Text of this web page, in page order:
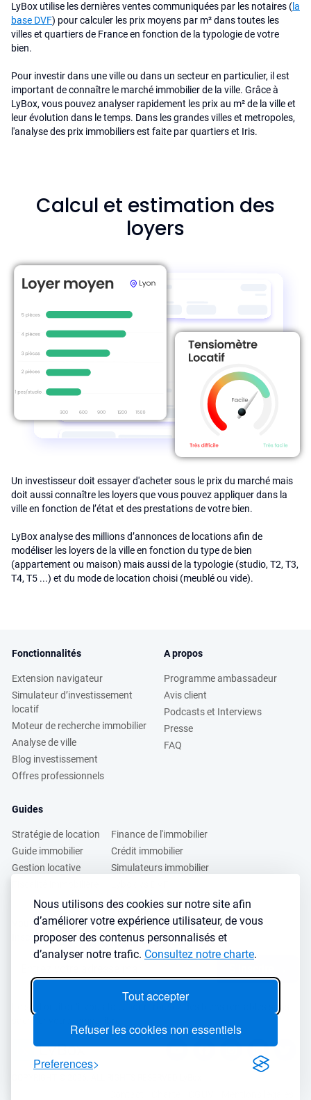
Nous utilisons des cookies sur notre site afin
d’améliorer votre expérience utilisateur, de vous
proposer des contenus personnalisés et
d’analyser notre trafic. Consultez notre charte.
Tout accepter
Refuser les cookies non essentiels
Preferences
LyBox utilise les dernières ventes communiquées par les notaires (la
base DVF) pour calculer les prix moyens par m² dans toutes les
villes et quartiers de France en fonction de la typologie de votre
bien.
Pour investir dans une ville ou dans un secteur en particulier, il est
important de connaître le marché immobilier de la ville. Grâce à
LyBox, vous pouvez analyser rapidement les prix au m² de la ville et
leur évolution dans le temps. Dans les grandes villes et metropoles,
l'analyse des prix immobiliers est faite par quartiers et Iris.
Calcul et estimation des
loyers
Un investisseur doit essayer d'acheter sous le prix du marché mais
doit aussi connaître les loyers que vous pouvez appliquer dans la
ville en fonction de l’état et des prestations de votre bien.
LyBox analyse des millions d’annonces de locations afin de
modéliser les loyers de la ville en fonction du type de bien
(appartement ou maison) mais aussi de la typologie (studio, T2, T3,
T4, T5 ...) et du mode de location choisi (meublé ou vide).
Fonctionnalités
Extension navigateur
Simulateur d’investissement
locatif
Moteur de recherche immobilier
Analyse de ville
Blog investissement
Offres professionnels
A propos
Programme ambassadeur
Avis client
Podcasts et Interviews
Presse
FAQ
Guides
Stratégie de location
Guide immobilier
Gestion locative
Finance de l'immobilier
Crédit immobilier
Simulateurs immobilier
Vous voulez apprendre à investir dans l’immobilier ?
Inscrivez vous à notre newsletter gratuite :